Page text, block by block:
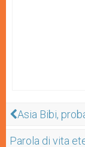
Asia Bibi,
Parola di vita